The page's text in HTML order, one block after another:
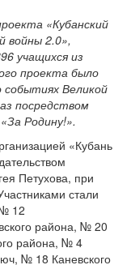
«Кубанский
войны 2.0»,
учащихся из
проекта было
событиях Великой
посредством
Родину!».
«Кубань
Петухова, при
стали
12
района, № 20
района, № 4
№ 18 Каневского